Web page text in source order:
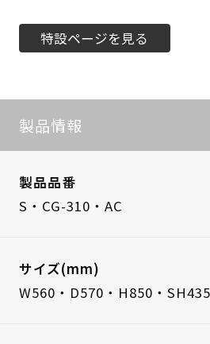
特設ページを見る
製品情報
製品品番
S・CG-310・AC
サイズ(mm)
W560・D570・H850・SH435